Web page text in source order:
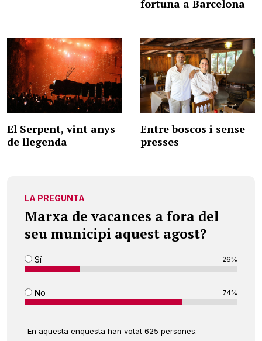
fortuna a Barcelona
El Serpent, vint anys
de llegenda
Entre boscos i sense
presses
LA PREGUNTA
Marxa de vacances a fora del
seu municipi aquest agost?
Sí 26%
No 74%
En aquesta enquesta han votat 625 persones.